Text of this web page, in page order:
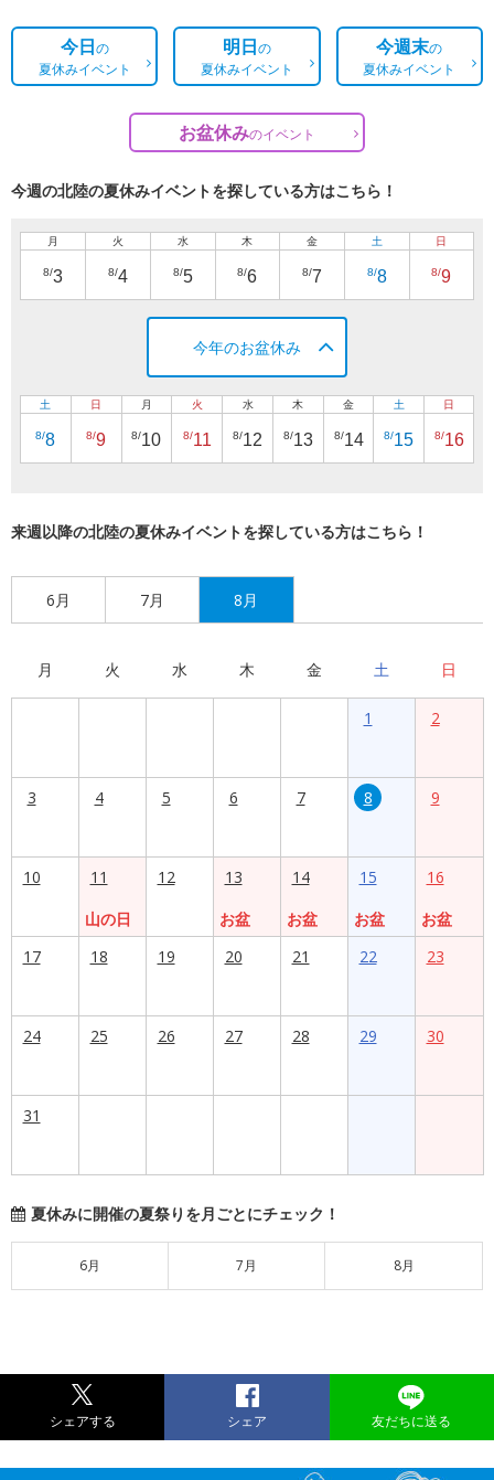
今日の
夏休みイベント
明日の
夏休みイベント
今週末の
夏休みイベント
お盆休みのイベント
今週の北陸の夏休みイベントを探している方はこちら！
月
8/3
火
8/4
水
8/5
木
8/6
金
8/7
土
8/8
日
8/9
今年のお盆休み
土
8/8
日
8/9
月
8/10
火
8/11
水
8/12
木
8/13
金
8/14
土
8/15
日
8/16
来週以降の北陸の夏休みイベントを探している方はこちら！
6月 7月 8月
月 火 水 木 金 土 日
1 2
3 4 5 6 7 8 9
10
11
山の日
12
13
お盆
14
お盆
15
お盆
16
お盆
17
18 19 20 21 22 23
24 25 26 27 28 29 30
31
夏休みに開催の夏祭りを月ごとにチェック！
6月 7月 8月
シェアする シェア 友だちに送る